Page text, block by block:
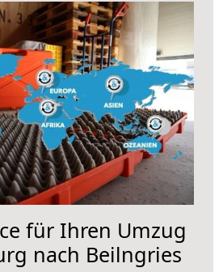
für Ihren Umzug
nach Beilngries